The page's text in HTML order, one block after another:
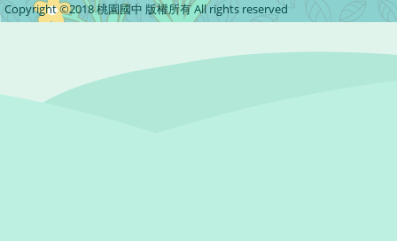
Copyright ©2018 桃園國中 版權所有 All rights reserved